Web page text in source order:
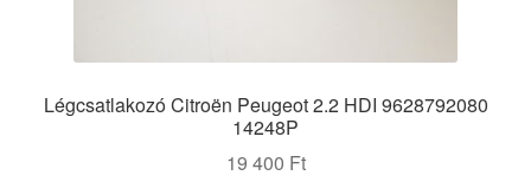
Légcsatlakozó Citroën Peugeot 2.2 HDI 9628792080
14248P
19 400 Ft